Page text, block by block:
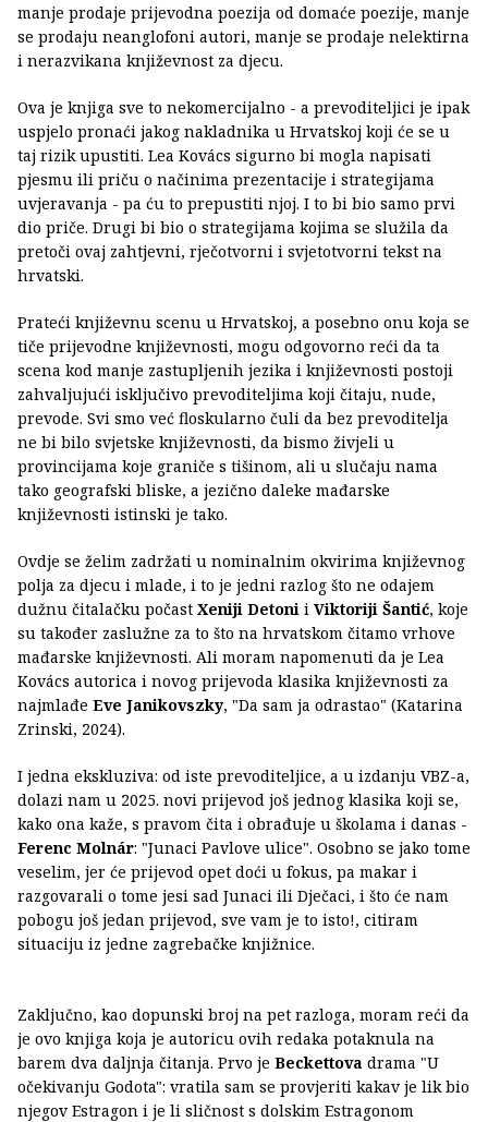
manje prodaje prijevodna poezija od domaće poezije, manje
se prodaju neanglofoni autori, manje se prodaje nelektirna
i nerazvikana književnost za djecu.
Ova je knjiga sve to nekomercijalno - a prevoditeljici je ipak
uspjelo pronaći jakog nakladnika u Hrvatskoj koji će se u
taj rizik upustiti. Lea Kovács sigurno bi mogla napisati
pjesmu ili priču o načinima prezentacije i strategijama
uvjeravanja - pa ću to prepustiti njoj. I to bi bio samo prvi
dio priče. Drugi bi bio o strategijama kojima se služila da
pretoči ovaj zahtjevni, rječotvorni i svjetotvorni tekst na
hrvatski.
Prateći književnu scenu u Hrvatskoj, a posebno onu koja se
tiče prijevodne književnosti, mogu odgovorno reći da ta
scena kod manje zastupljenih jezika i književnosti postoji
zahvaljujući isključivo prevoditeljima koji čitaju, nude,
prevode. Svi smo već floskularno čuli da bez prevoditelja
ne bi bilo svjetske književnosti, da bismo živjeli u
provincijama koje graniče s tišinom, ali u slučaju nama
tako geografski bliske, a jezično daleke mađarske
književnosti istinski je tako.
Ovdje se želim zadržati u nominalnim okvirima književnog
polja za djecu i mlade, i to je jedni razlog što ne odajem
dužnu čitalačku počast Xeniji Detoni i Viktoriji Šantić, koje
su također zaslužne za to što na hrvatskom čitamo vrhove
mađarske književnosti. Ali moram napomenuti da je Lea
Kovács autorica i novog prijevoda klasika književnosti za
najmlađe Eve Janikovszky, "Da sam ja odrastao" (Katarina
Zrinski, 2024).
I jedna ekskluziva: od iste prevoditeljice, a u izdanju VBZ-a,
dolazi nam u 2025. novi prijevod još jednog klasika koji se,
kako ona kaže, s pravom čita i obrađuje u školama i danas -
Ferenc Molnár: "Junaci Pavlove ulice". Osobno se jako tome
veselim, jer će prijevod opet doći u fokus, pa makar i
razgovarali o tome jesi sad Junaci ili Dječaci, i što će nam
pobogu još jedan prijevod, sve vam je to isto!, citiram
situaciju iz jedne zagrebačke knjižnice.
Zaključno, kao dopunski broj na pet razloga, moram reći da
je ovo knjiga koja je autoricu ovih redaka potaknula na
barem dva daljnja čitanja. Prvo je Beckettova drama "U
očekivanju Godota": vratila sam se provjeriti kakav je lik bio
njegov Estragon i je li sličnost s dolskim Estragonom